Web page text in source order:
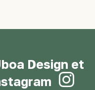
Design et
